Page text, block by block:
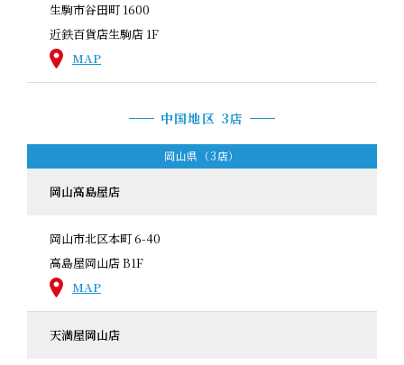
生駒市谷田町 1600
近鉄百貨店生駒店 1F
MAP
中国地区 3店
岡山県（3店）
岡山高島屋店
岡山市北区本町 6-40
高島屋岡山店 B1F
MAP
天満屋岡山店